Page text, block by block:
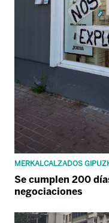
MERKALCALZADOS
Se cumplen 200
negociaciones